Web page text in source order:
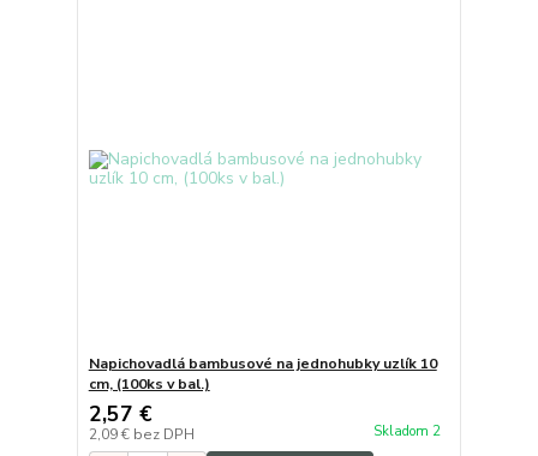
Napichovadlá bambusové na jednohubky uzlík 10
cm, (100ks v bal.)
2,57 €
2,09 € bez DPH Skladom 2